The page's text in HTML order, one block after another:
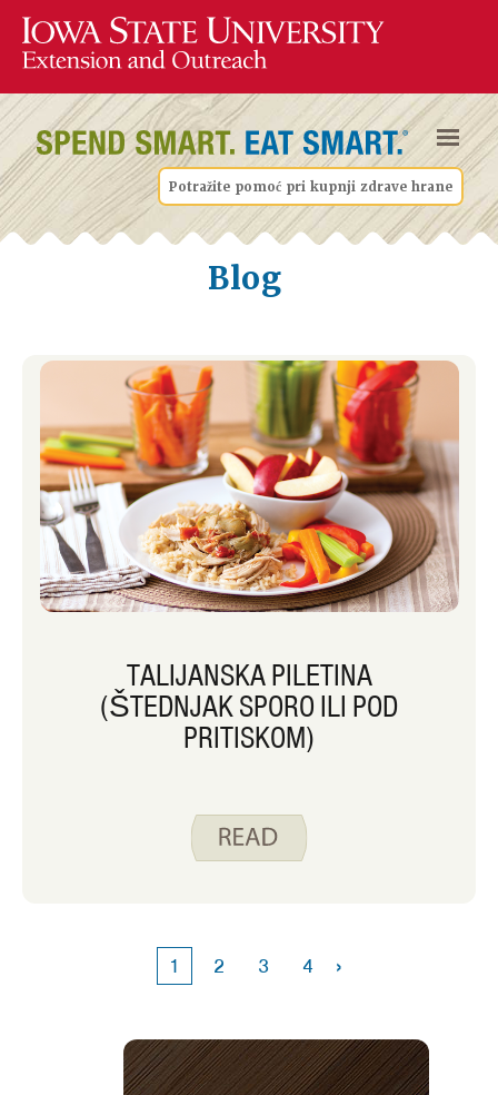
Potražite pomoć pri kupnji zdrave hrane
Blog
TALIJANSKA PILETINA
(ŠTEDNJAK SPORO ILI POD
PRITISKOM)
1 2 3 4 ›